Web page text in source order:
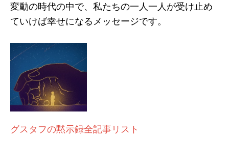
変動の時代の中で、私たちの一人一人が受け止め
ていけば幸せになるメッセージです。
グスタフの黙示録全記事リスト